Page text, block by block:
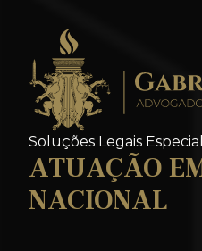
Soluções Legais
DEFESA
BRASIL